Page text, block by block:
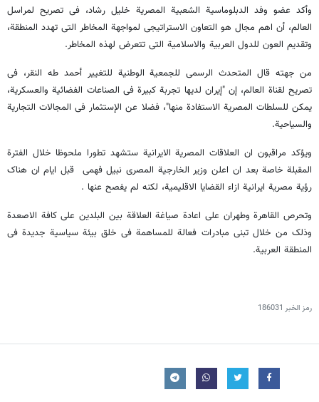
وأکد عضو وفد الدبلوماسیة الشعبیة المصریة خلیل رشاد، فی تصریح لمراسل
العالم، أن اهم مجال هو التعاون الاستراتیجی لمواجهة المخاطر التی تهدد المنطقة،
وتقدیم العون للدول العربیة والاسلامیة التی تتعرض لهذه المخاطر.
من جهته قال المتحدث الرسمی للجمعیة الوطنیة للتغییر أحمد طه النقر، فی
تصریح لقناة العالم، إن "إیران لدیها تجربة کبیرة فی الصناعات الفضائیة والعسکریة،
یمکن للسلطات المصریة الاستفادة منها"، فضلا عن الإستثمار فی المجالات التجاریة
والسیاحیة.
ویؤکد مراقبون ان العلاقات المصریة الایرانیة ستشهد تطورا ملحوظا خلال الفترة
المقبلة خاصة بعد ان اعلن وزیر الخارجیة المصری نبیل فهمی قبل ایام ان هناک
رؤیة مصریة ایرانیة ازاء القضایا الاقلیمیة، لکنه لم یفصح عنها .
وتحرص القاهرة وطهران على اعادة صیاغة العلاقة بین البلدین على کافة الاصعدة
وذلک من خلال تبنی مبادرات فعالة للمساهمة فی خلق بیئة سیاسیة جدیدة فی
المنطقة العربیة.
رمز الخبر 186031